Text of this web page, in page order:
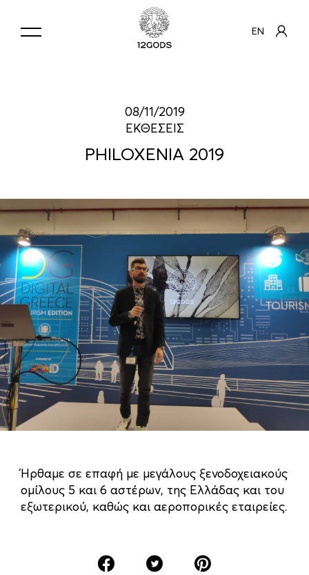
EN
08/11/2019
ΕΚΘΕΣΕΙΣ
PHILOXENIA 2019
Ήρθαμε σε επαφή με μεγάλους ξενοδοχειακούς
ομίλους 5 και 6 αστέρων, της Ελλάδας και του
εξωτερικού, καθώς και αεροπορικές εταιρείες.